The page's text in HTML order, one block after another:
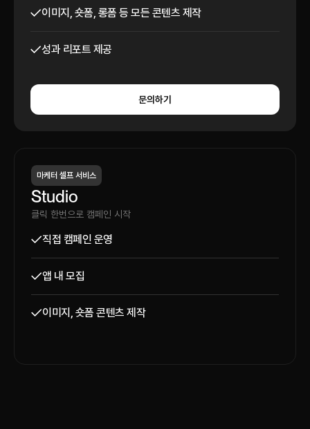
마케터 셀프 서비스
Studio
클릭 한번으로 캠페인 시작
직접 캠페인 운영
앱 내 모집
이미지, 숏폼 콘텐츠 제작
이미지, 숏폼, 롱폼 등 모든 콘텐츠 제작
성과 리포트 제공
문의하기